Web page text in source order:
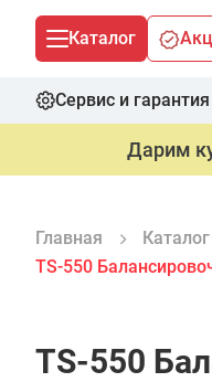
Каталог
Сервис и гарантия
Дарим
Главная Каталог
TS-550
TS-550